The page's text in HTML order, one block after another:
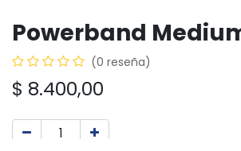
Powerband
(0 reseña)
$ 8.400,00